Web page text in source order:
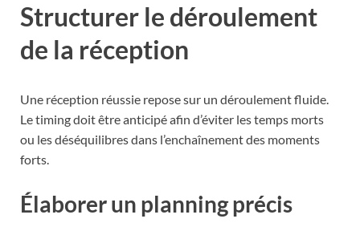
Structurer le déroulement
de la réception
Une réception réussie repose sur un déroulement fluide.
Le timing doit être anticipé afin d’éviter les temps morts
ou les déséquilibres dans l’enchaînement des moments
forts.
Élaborer un planning précis